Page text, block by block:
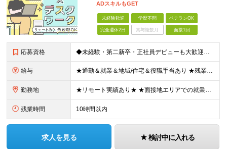
ADスキルもGET
未経験歓迎 学歴不問 ベテランOK
完全週休2日 賞与複数月 面接1回
応募資格 ◆未経験・第二新卒・正社員デビューも大歓迎／経験・知識ゼロでOK！ ◆学歴不問 ★人物重視 ★入社前の経験・スキルはゼロでOK CADの基本的な知識・操作経験がある方は歓迎します。 地方在住の方も
給与 ★通勤＆就業＆地域/住宅＆役職手当あり ★残業代は全額支給 ★選べる給与制度あり！ ■東京・神奈川・千葉・埼玉勤務の場合 月給24.5万円～55万円＋諸手当 （残業代は全額支給） (20,000円の
勤務地 ★リモート実績あり★ ★面接地エリアでの就業率92％以上！ 『地元で働きたい』という希望に、業界トップクラス約7,000件の取引事業所数、90,000件以上のプロジェクトから検討をいたします。 全
残業時間 10時間以内
求人を見る 検討中に入れる